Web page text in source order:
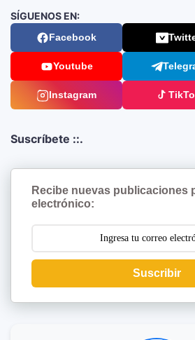
SÍGUENOS EN:
Facebook
Youtube
Instagram
Suscríbete ::.
Recibe nuevas publicaciones
electrónico:
Suscribir